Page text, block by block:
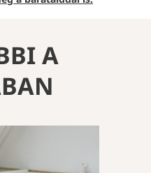
A